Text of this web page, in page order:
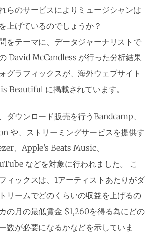
らのサービスによりミュージシャンは
上げているのでしょうか？
をテーマに、データジャーナリストで
David McCandless が行った分析結果
グラフィックスが、海外ウェブサイト
Beautiful に掲載されています。
ダウンロード販売を行うBandcamp、
や、ストリーミングサービスを提供す
、Apple’s Beats Music、
などを対象に行われました。 こ
ィックスは、1アーティストあたりがダ
リームでどのくらいの収益を上げるの
の月の最低賃金 $1,260を得る為にどの
数が必要になるかなどを示していま